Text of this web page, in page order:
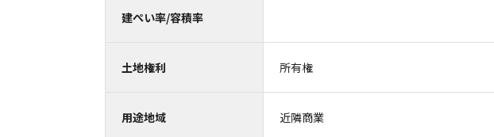
建ぺい率/容積率
土地権利 所有権
用途地域 近隣商業